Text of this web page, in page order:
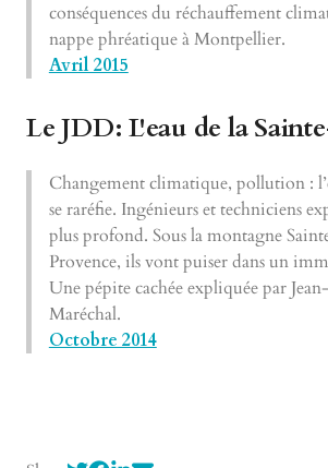
conséquences du réchauffement
nappe phréatique à Montpellier.
Avril 2015
Le JDD: L'eau de la
Changement climatique, pollution :
se raréfie. Ingénieurs et techniciens
plus profond. Sous la montagne
Provence, ils vont puiser dans un
Une pépite cachée expliquée par
Maréchal.
Octobre 2014